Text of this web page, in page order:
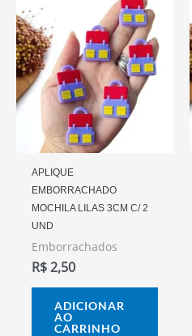
APLIQUE
EMBORRACHADO
MOCHILA LILAS 3CM C/ 2
UND
Emborrachados
R$2,50
ADICIONAR
AO
CARRINHO